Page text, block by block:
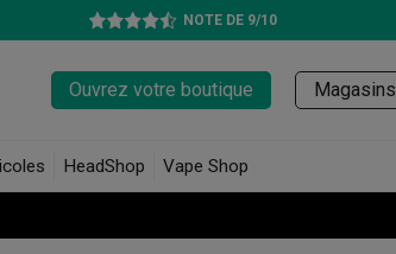
NOTE DE 9/10
Ouvrez votre boutique Magasins
HeadShop Vape Shop